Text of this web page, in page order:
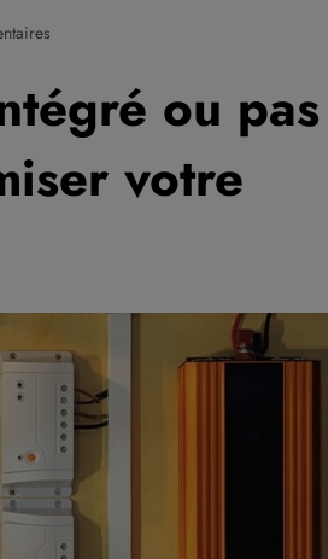
ou
votre